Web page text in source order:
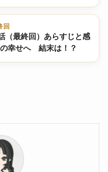
回
（最終回）あらすじと感
幸せへ 結末は！？